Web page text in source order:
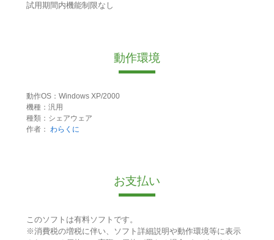
試用期間内機能制限なし
動作環境
動作OS：Windows XP/2000
機種：汎用
種類：シェアウェア
作者：
わらくに
お支払い
このソフトは有料ソフトです。
※消費税の増税に伴い、ソフト詳細説明や動作環境等に表示